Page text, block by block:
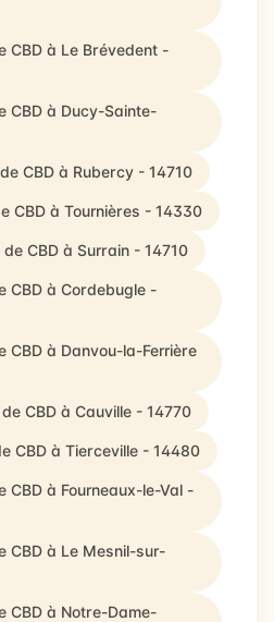
CBD à Le Brévedent -
CBD à Ducy-Sainte-
CBD à Rubercy - 14710
CBD à Tournières - 14330
CBD à Surrain - 14710
CBD à Cordebugle -
CBD à Danvou-la-Ferrière
CBD à Cauville - 14770
CBD à Tierceville - 14480
CBD à Fourneaux-le-Val -
CBD à Le Mesnil-sur-
CBD à Notre-Dame-